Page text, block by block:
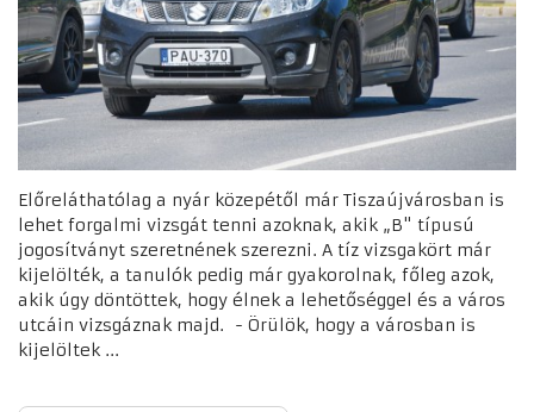
Előreláthatólag a nyár közepétől már Tiszaújvárosban is
lehet forgalmi vizsgát tenni azoknak, akik „B" típusú
jogosítványt szeretnének szerezni. A tíz vizsgakört már
kijelölték, a tanulók pedig már gyakorolnak, főleg azok,
akik úgy döntöttek, hogy élnek a lehetőséggel és a város
utcáin vizsgáznak majd. - Örülök, hogy a városban is
kijelöltek ...